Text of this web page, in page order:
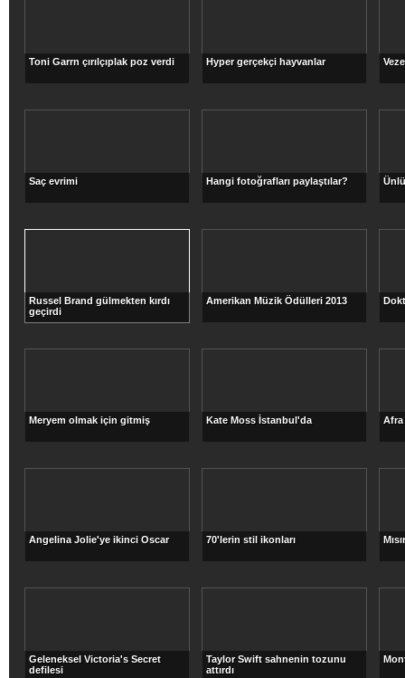
Toni Garrn çırılçıplak poz verdi Hyper gerçekçi hayvanlar
Saç evrimi Hangi fotoğrafları paylaştılar?
Russel Brand gülmekten kırdı
geçirdi
Amerikan Müzik Ödülleri 2013
Meryem olmak için gitmiş Kate Moss İstanbul'da Afra
Angelina Jolie'ye ikinci Oscar 70'lerin stil ikonları
Geleneksel Victoria's Secret
defilesi
Taylor Swift sahnenin tozunu
attırdı